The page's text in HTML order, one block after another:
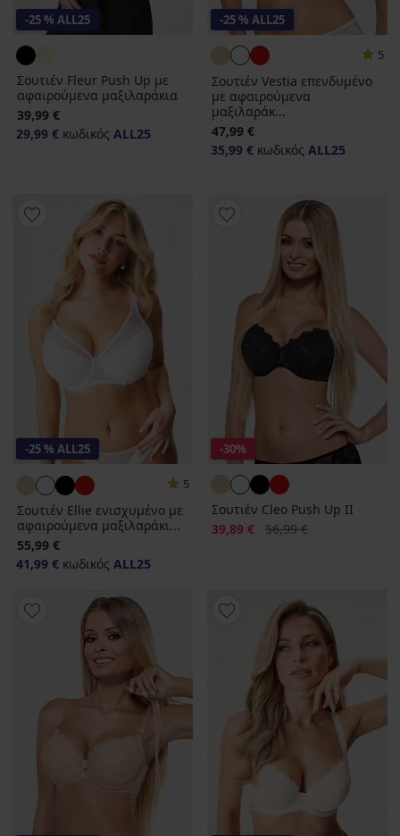
-25 % ALL25
Σουτιέν Fleur Push Up με
αφαιρούμενα μαξιλαράκια
39,99 €
29,99 € κωδικός ALL25
-25 % ALL25
5
Σουτιέν Vestia επενδυμένο
με αφαιρούμενα
μαξιλαράκ...
47,99 €
35,99 € κωδικός ALL25
-25 % ALL25
5
Σουτιέν Ellie ενισχυμένο με
αφαιρούμενα μαξιλαράκι...
55,99 €
41,99 € κωδικός ALL25
-30%
Σουτιέν Cleo Push Up II
Έκπτωση
39,89 € Αρχική τιμή
56,99 €